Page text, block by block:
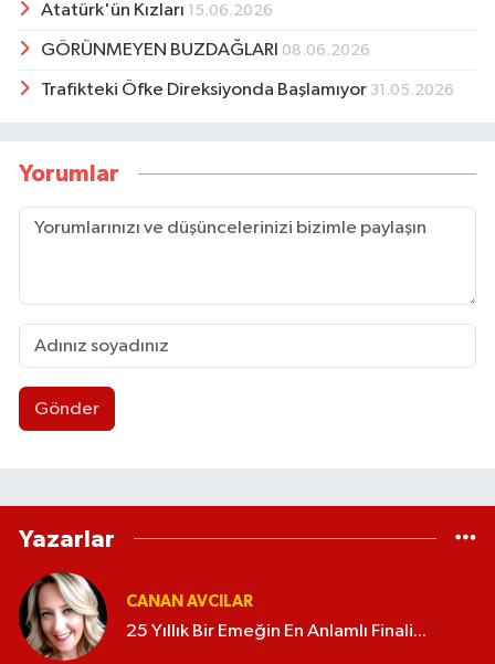
Atatürk'ün Kızları 15.06.2026
GÖRÜNMEYEN BUZDAĞLARI 08.06.2026
Trafikteki Öfke Direksiyonda Başlamıyor 31.05.2026
Yorumlar
Gönder
Yazarlar
CANAN AVCILAR
25 Yıllık Bir Emeğin En Anlamlı Finali...